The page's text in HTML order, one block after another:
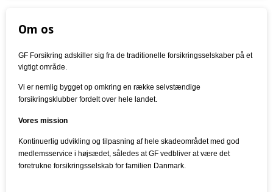
Om os
GF Forsikring adskiller sig fra de traditionelle forsikringsselskaber på et
vigtigt område.
Vi er nemlig bygget op omkring en række selvstændige
forsikringsklubber fordelt over hele landet.
Vores mission
Kontinuerlig udvikling og tilpasning af hele skadeområdet med god
medlemsservice i højsædet, således at GF vedbliver at være det
foretrukne forsikringsselskab for familien Danmark.